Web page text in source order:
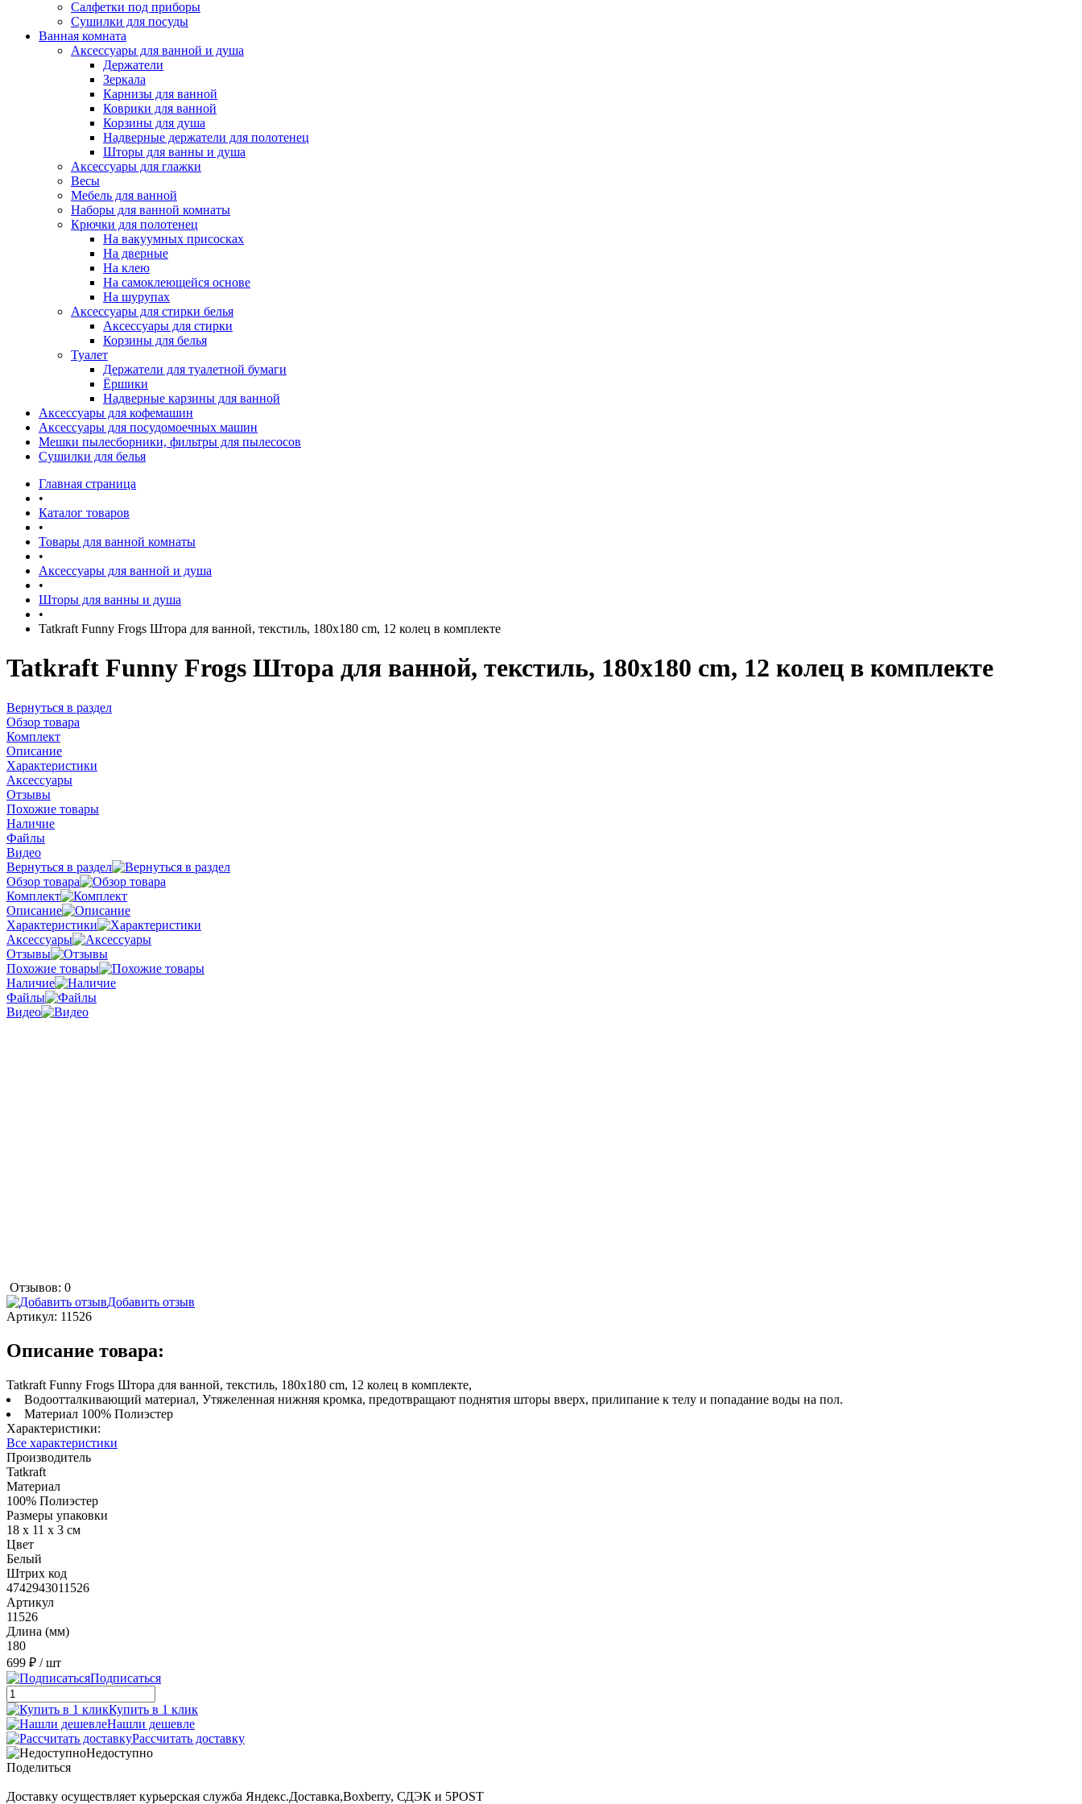
Салфетки под приборы
Сушилки для посуды
Ванная комната
Аксессуары для ванной и душа
Держатели
Зеркала
Карнизы для ванной
Коврики для ванной
Корзины для душа
Надверные держатели для полотенец
Шторы для ванны и душа
Аксессуары для глажки
Весы
Мебель для ванной
Наборы для ванной комнаты
Крючки для полотенец
На вакуумных присосках
На дверные
На клею
На самоклеющейся основе
На шурупах
Аксессуары для стирки белья
Аксессуары для стирки
Корзины для белья
Туалет
Держатели для туалетной бумаги
Ёршики
Надверные карзины для ванной
Аксессуары для кофемашин
Аксессуары для посудомоечных машин
Мешки пылесборники, фильтры для пылесосов
Сушилки для белья
Главная страница
•
Каталог товаров
•
Товары для ванной комнаты
•
Аксессуары для ванной и душа
•
Шторы для ванны и душа
•
Tatkraft Funny Frogs Штора для ванной, текстиль, 180х180 сm, 12 колец в комплекте
Tatkraft Funny Frogs Штора для ванной, текстиль, 180х180 сm, 12 колец в комплекте
Вернуться в раздел
Обзор товара
Комплект
Описание
Характеристики
Аксессуары
Отзывы
Похожие товары
Наличие
Файлы
Видео
Вернуться в раздел
Обзор товара
Комплект
Описание
Характеристики
Аксессуары
Отзывы
Похожие товары
Наличие
Файлы
Видео
Отзывов: 0
Добавить отзыв
Артикул: 11526
Описание товара:
Tatkraft Funny Frogs Штора для ванной, текстиль, 180х180 сm, 12 колец в комплекте,
Водоотталкивающий материал, Утяжеленная нижняя кромка, предотвращают поднятия шторы вверх, прилипание к телу и попадание воды на пол.
Материал 100% Полиэстер
Характеристики:
Все характеристики
Производитель
Tatkraft
Материал
100% Полиэстер
Размеры упаковки
18 х 11 х 3 см
Цвет
Белый
Штрих код
4742943011526
Артикул
11526
Длина (мм)
180
699 ₽ / шт
Подписаться
Купить в 1 клик
Нашли дешевле
Рассчитать доставку
Недоступно
Поделиться
Доставку осуществляет курьерская служба Яндекс.Доставка,Boxberry, СДЭК и 5POST